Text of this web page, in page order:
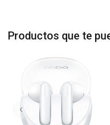
Productos que te